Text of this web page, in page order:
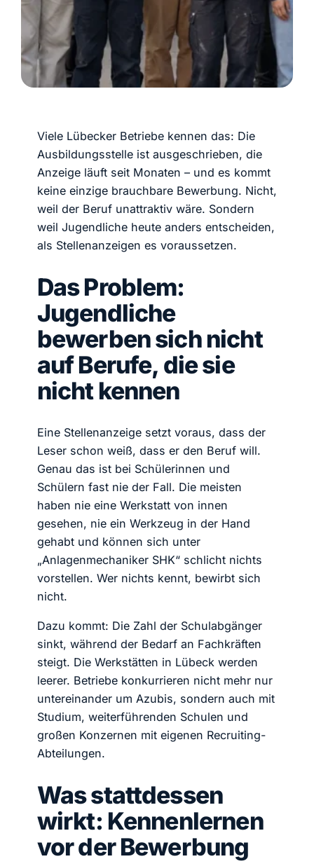
Viele Lübecker Betriebe kennen das: Die
Ausbildungsstelle ist ausgeschrieben, die
Anzeige läuft seit Monaten – und es kommt
keine einzige brauchbare Bewerbung. Nicht,
weil der Beruf unattraktiv wäre. Sondern
weil Jugendliche heute anders entscheiden,
als Stellenanzeigen es voraussetzen.
Das Problem:
Jugendliche
bewerben sich nicht
auf Berufe, die sie
nicht kennen
Eine Stellenanzeige setzt voraus, dass der
Leser schon weiß, dass er den Beruf will.
Genau das ist bei Schülerinnen und
Schülern fast nie der Fall. Die meisten
haben nie eine Werkstatt von innen
gesehen, nie ein Werkzeug in der Hand
gehabt und können sich unter
„Anlagenmechaniker SHK“ schlicht nichts
vorstellen. Wer nichts kennt, bewirbt sich
nicht.
Dazu kommt: Die Zahl der Schulabgänger
sinkt, während der Bedarf an Fachkräften
steigt. Die Werkstätten in Lübeck werden
leerer. Betriebe konkurrieren nicht mehr nur
untereinander um Azubis, sondern auch mit
Studium, weiterführenden Schulen und
großen Konzernen mit eigenen Recruiting-
Abteilungen.
Was stattdessen
wirkt: Kennenlernen
vor der Bewerbung